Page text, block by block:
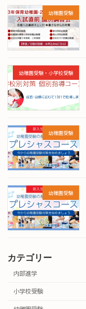
幼稚園受験
幼稚園受験・小学校受験
幼稚園受験
幼稚園受験
カテゴリー
内部進学
小学校受験